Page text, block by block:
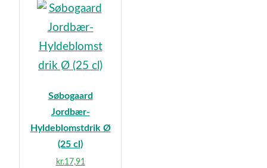
Søbogaard
Jordbær-
Hyldeblomstdrik Ø
(25 cl)
kr.17,91